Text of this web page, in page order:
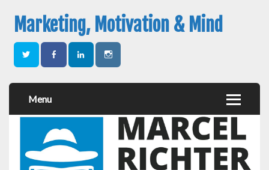
Marketing, Motivation & Mind
Menu